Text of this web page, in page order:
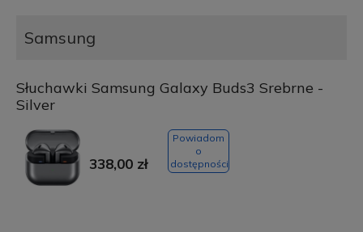
Samsung
Słuchawki Samsung Galaxy Buds3 Srebrne -
Silver
338,00 zł
Powiadom
o
dostępności